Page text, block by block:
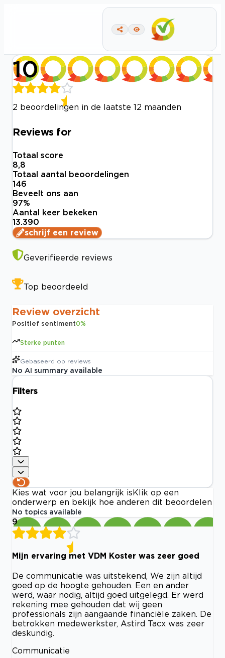
10
2 beoordelingen in de laatste 12 maanden
Reviews for
Totaal score
8,8
Totaal aantal beoordelingen
146
Beveelt ons aan
97%
Aantal keer bekeken
13.390
schrijf een review
Geverifieerde reviews
Top beoordeeld
Review overzicht
Positief sentiment0%
Sterke punten
Gebaseerd op reviews
No AI summary available
Filters
Kies wat voor jou belangrijk is Klik op een
onderwerp en bekijk hoe anderen dit beoordelen
No topics available
9
Mijn ervaring met VDM Koster was zeer goed
De communicatie was uitstekend, We zijn altijd
goed op de hoogte gehouden. Een en ander
werd, waar nodig, altijd goed uitgelegd. Er werd
rekening mee gehouden dat wij geen
professionals zijn aangaande financiële zaken. De
betrokken medewerkster, Astird Tacx was zeer
deskundig.
Communicatie